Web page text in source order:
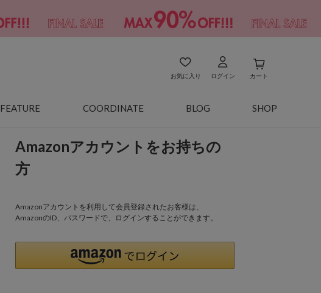
お気に入り ログイン カート
FEATURE COORDINATE BLOG SHOP
Amazonアカウントをお持ちの
方
Amazonアカウントを利用して会員登録されたお客様は、
AmazonのID、パスワードで、ログインすることができます。